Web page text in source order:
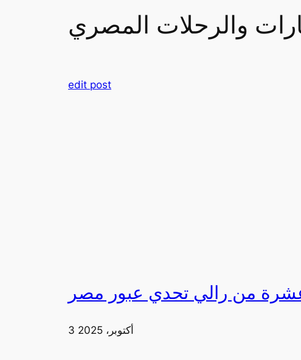
والرحلات المصري
edit post
3 أكتوبر، 2025